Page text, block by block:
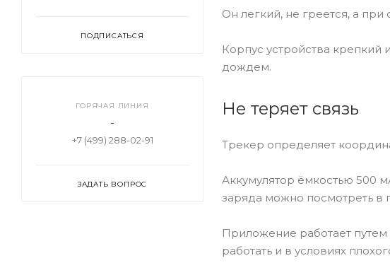
Он легкий, не греется, а
Корпус устройства крепкий
дождем.
Не теряет связь
Трекер определяет
Аккумулятор ёмкостью 500
заряда можно посмотреть в
Приложение работает
работать и в условиях
ПОДПИСАТЬСЯ
ГОРЯЧАЯ ЛИНИЯ
-
+7 (499) 288-02-91
ЗАДАТЬ ВОПРОС